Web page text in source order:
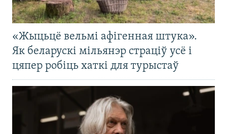
«Жыцьцё вельмі афігенная штука».
Як беларускі мільянэр страціў усё і
цяпер робіць хаткі для турыстаў